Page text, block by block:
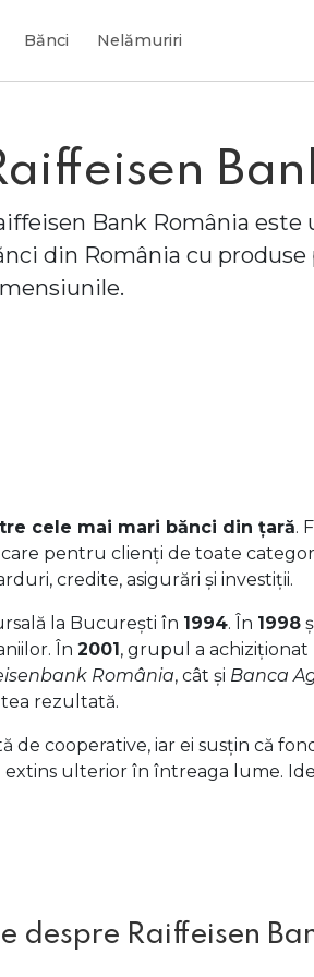
Bănci Nelămuriri
Bank România
din România cu
cele mai mari bănci din țară.
pentru clienți de toate
credite, asigurări și investiții.
la București în 1994. În 1998
În 2001, grupul a achiziționat
România, cât și Banca
rezultată.
de cooperative, iar ei susțin că
ulterior în întreaga lume.
despre Raiffeisen